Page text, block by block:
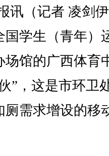
讯（记者 凌剑
学生（青年）
馆的广西体育
”，这是市环卫
厕需求增设的移